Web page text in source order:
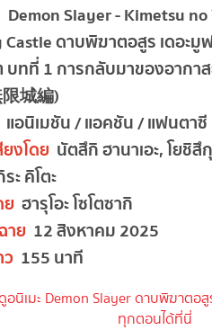
Demon Slayer - Kimetsu
ดาบพิฆาตอสูร เดอะมู
บทที่ 1 การกลับมาของอากา
城編)
แอนิเมชัน / แอคชัน / แฟนตาซี
งโดย นัตสึกิ ฮานาเอะ, โยชิสึ
ะ คิโตะ
ฮารุโอะ โซโตซากิ
าย 12 สิงหาคม 2025
155 นาที
นิเมะ Demon Slayer ดาบพิฆาตอ
ทุกตอนได้ที่นี่